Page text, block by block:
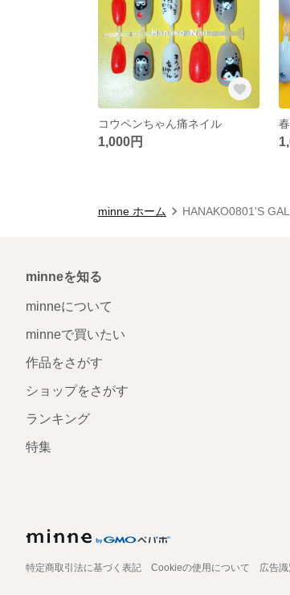
コウペンちゃん痛ネイル
1,000円
minne ホーム HANAKO0801'S
minneを知る
minneについて
minneで買いたい
作品をさがす
ショップをさがす
ランキング
特集
特定商取引法に基づく表記 Cookieの使用について 広告